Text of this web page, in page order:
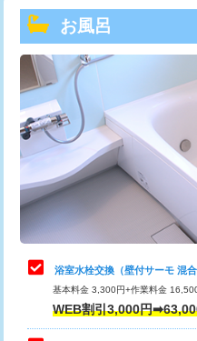
トーラー機使用/3mまで
追加トーラー機使用/3m超え
カメラ調査
桝清掃
止水・漏水調査・防水処理・
理・調整・分解・加工など（
止水・漏水調査・防水処理・
理・調整・分解・加工など（
止水・漏水調査・防水処理・
理・調整・分解・加工など（
お風呂
浴室水栓交換（壁付サーモ 混合
基本料金 3,300円+作業料金
WEB割引3,000円